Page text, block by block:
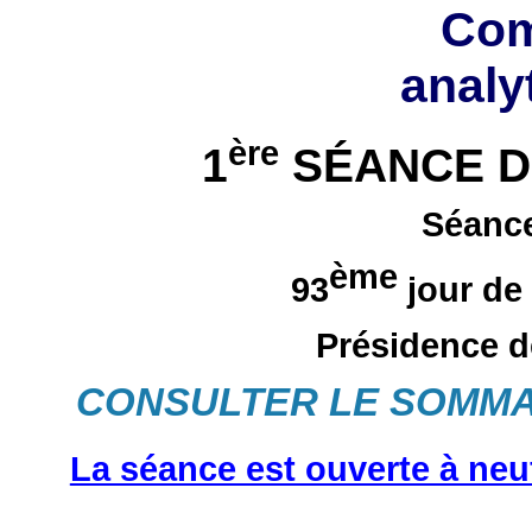
1ère SÉANCE
93ème jour de
Présidence
CONSULTER LE
La séance est ouverte à